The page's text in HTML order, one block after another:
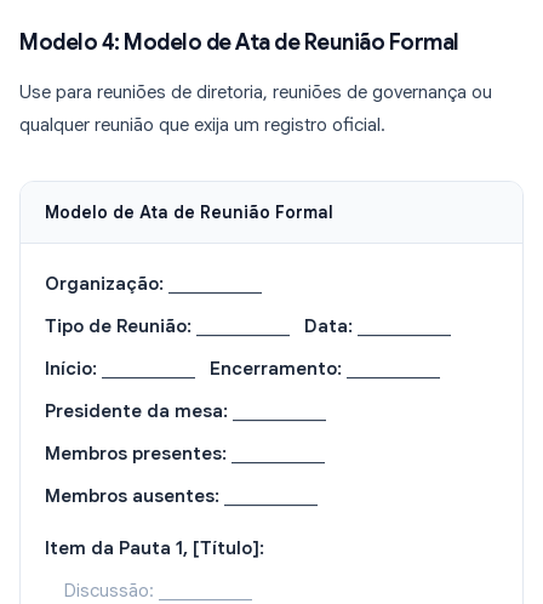
Modelo 4: Modelo de Ata de Reunião Formal
Use para reuniões de diretoria, reuniões de governança ou
qualquer reunião que exija um registro oficial.
Modelo de Ata de Reunião Formal
Organização:
Tipo de Reunião:
Data:
Início:
Encerramento:
Presidente da mesa:
Membros presentes:
Membros ausentes:
Item da Pauta 1, [Título]:
Discussão: ___________